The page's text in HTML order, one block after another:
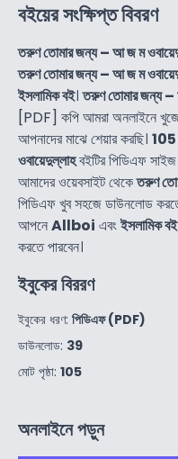
বইয়ের সংক্ষিপ্ত বিবরণ
তরুণ তোমার জন্য – আ জ ম
তরুণ তোমার জন্য – আ জ ম
ইসলামিক বই।তরুণ তোমার জন্য –
[PDF] কপি আমরা অনলাইনে খুজে
আপনাদের মাঝে শেয়ার করছি। 105
ওবায়েদুল্লাহবইটির পিডিএফ
আমাদের ওয়েবসাইট থেকেতরুণ
পিডিএফ খুব সহজে ডাউনলোড
আপনেAllboi এবংইসলামিক বই
করতে পারবেন।
ইবুকের বিররণ
ইবুকের ধরণ: পিডিএফ (PDF)
ডাউনলোড: 39
মোট পৃষ্ঠা: 105
অনলাইনে পড়ুন